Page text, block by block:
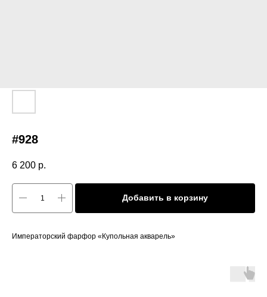
#928
6 200 р.
Добавить в корзину
Императорский фарфор «Купольная акварель»